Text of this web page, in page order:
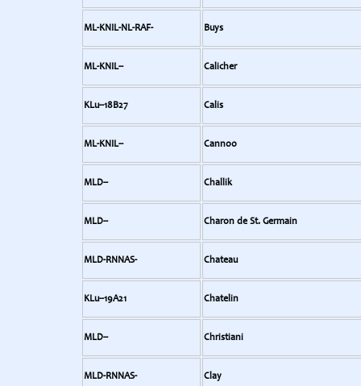
ML-KNIL-NL-RAF- Buys
ML-KNIL-- Calicher
KLu--18B27 Calis
ML-KNIL-- Cannoo
MLD-- Challik
MLD-- Charon de St. Germain
MLD-RNNAS- Chateau
KLu--19A21 Chatelin
MLD-- Christiani
MLD-RNNAS- Clay